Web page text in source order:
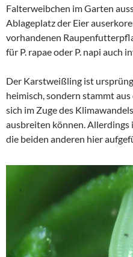
Falterweibchen im Garten
Ablageplatz der Eier
vorhandenen
für P. rapae oder P. napi auch
Der Karstweißling ist
heimisch, sondern stammt
sich im Zuge des
ausbreiten können.
die beiden anderen hier